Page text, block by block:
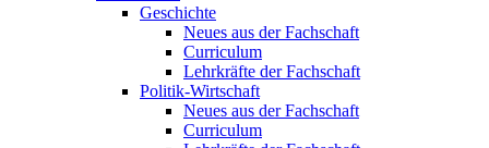
Geschichte
Neues aus der Fachschaft
Curriculum
Lehrkräfte der Fachschaft
Politik-Wirtschaft
Neues aus der Fachschaft
Curriculum